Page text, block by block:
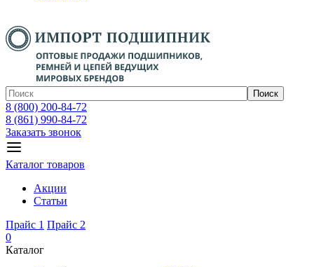
Поиск
8 (800) 200-84-72
8 (861) 990-84-72
Заказать звонок
Каталог товаров
Акции
Статьи
Прайс 1 Прайс 2
0
Каталог